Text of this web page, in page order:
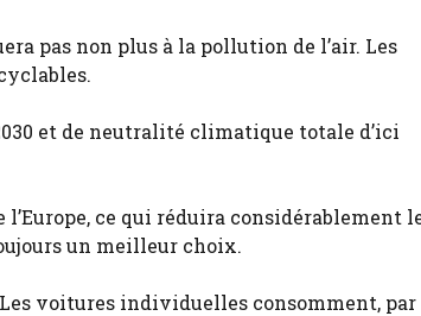
pas non plus à la pollution de l’air. Les
et de neutralité climatique totale d’ici
ce qui réduira considérablement
un meilleur choix.
voitures individuelles consomment, par